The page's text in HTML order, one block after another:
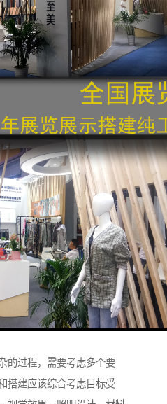
的过程，需要考虑多个要
搭建应该综合考虑目标受